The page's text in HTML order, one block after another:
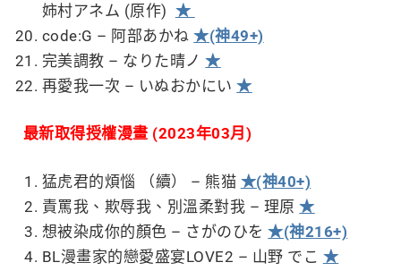
姉村アネム (原作) ★
code:G – 阿部あかね★(神49+)
完美調教 – なりた晴ノ★
再愛我一次 – いぬおかにい★
最新取得授權漫畫 (2023年03月)
猛虎君的煩惱 （續） – 熊猫 ★(神40+)
責罵我、欺辱我、別溫柔對我 – 理原★
想被染成你的顏色 – さがのひを★(神216+)
BL漫畫家的戀愛盛宴LOVE2 – 山野 でこ ★